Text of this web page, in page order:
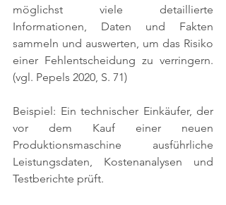
möglichst viele detaillierte
Informationen, Daten und Fakten
sammeln und auswerten, um das Risiko
(vgl. Pepels 2020, S. 71)
Beispiel: Ein technischer Einkäufer, der
vor dem Kauf einer neuen
Produktionsmaschine ausführliche
Leistungsdaten, Kostenanalysen und
Testberichte prüft.